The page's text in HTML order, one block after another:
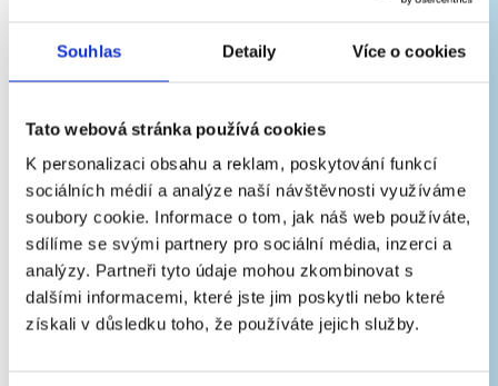
Souhlas Detaily Více o cookies
Tato webová stránka používá cookies
K personalizaci obsahu a reklam, poskytování funkcí
sociálních médií a analýze naší návštěvnosti využíváme
soubory cookie. Informace o tom, jak náš web používáte,
sdílíme se svými partnery pro sociální média, inzerci a
analýzy. Partneři tyto údaje mohou zkombinovat s
dalšími informacemi, které jste jim poskytli nebo které
získali v důsledku toho, že používáte jejich služby.